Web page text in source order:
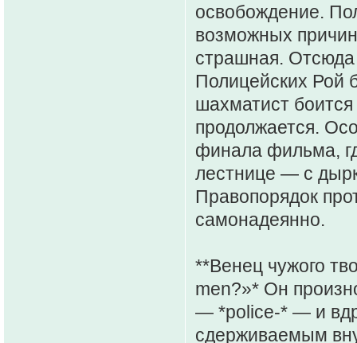
освобождение.
возможных
страшная. Отсюда
Полицейских Рой
шахматист
продолжается.
финала фильма,
лестнице — с
Правопорядок
самонадеянно.
**Венец чужого
men?»* Он
— *police-* — и
сдерживаемым